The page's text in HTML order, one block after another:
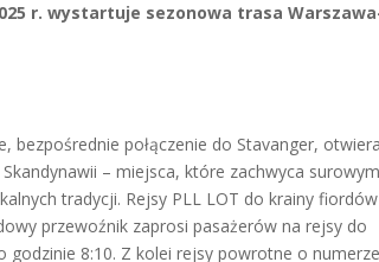
r. wystartuje sezonowa trasa
bezpośrednie połączenie do Stavanger,
– miejsca, które zachwyca surowym
tradycji. Rejsy PLL LOT do krainy fiordów
przewoźnik zaprosi pasażerów na rejsy do
godzinie 8:10. Z kolei rejsy powrotne o numerze